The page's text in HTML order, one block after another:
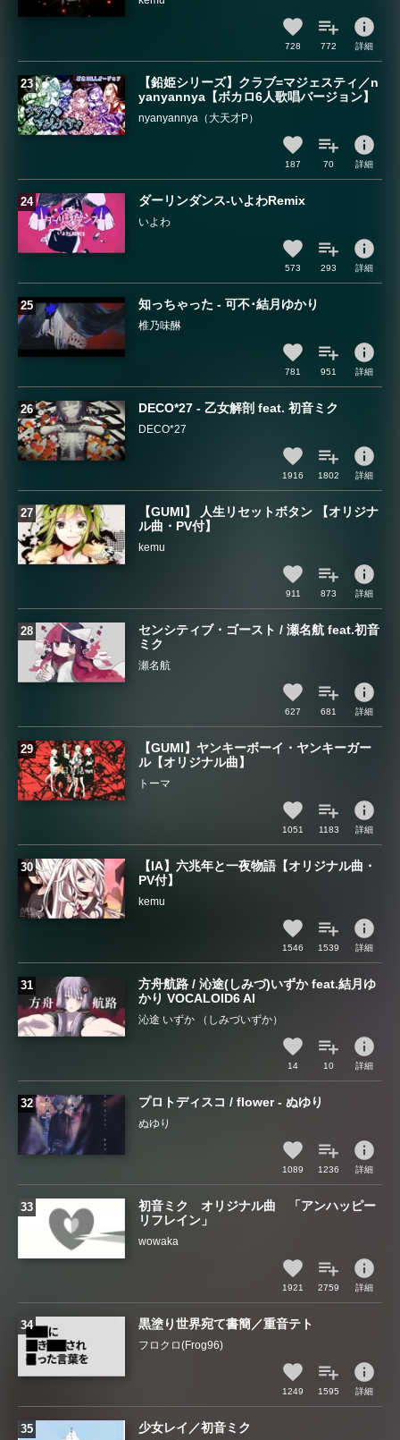
728 772
info
詳細
【鉛姫シリーズ】クラブ=マジェスティ／n
yanyannya【ボカロ6人歌唱バージョン】
nyanyannya（大天才P）
187 70
info
詳細
ダーリンダンス-いよわRemix
いよわ
573 293
info
詳細
知っちゃった - 可不･結月ゆかり
椎乃味醂
781 951
info
詳細
DECO*27 - 乙女解剖 feat. 初音ミク
DECO*27
1916 1802
info
詳細
【GUMI】 人生リセットボタン 【オリジナ
ル曲・PV付】
kemu
911 873
info
詳細
センシティブ・ゴースト / 瀬名航 feat.初音
ミク
瀬名航
627 681
info
詳細
【GUMI】ヤンキーボーイ・ヤンキーガー
ル【オリジナル曲】
トーマ
1051 1183
info
詳細
【IA】六兆年と一夜物語【オリジナル曲・
PV付】
kemu
1546 1539
info
詳細
方舟航路 / 沁途(しみづ)いずか feat.結月ゆ
かり VOCALOID6 AI
沁途 いずか （しみづいずか）
14 10
info
詳細
プロトディスコ / flower - ぬゆり
ぬゆり
1089 1236
info
詳細
初音ミク オリジナル曲 「アンハッピー
リフレイン」
wowaka
1921 2759
info
詳細
黒塗り世界宛て書簡／重音テト
フロクロ(Frog96)
1249 1595
info
詳細
少女レイ／初音ミク